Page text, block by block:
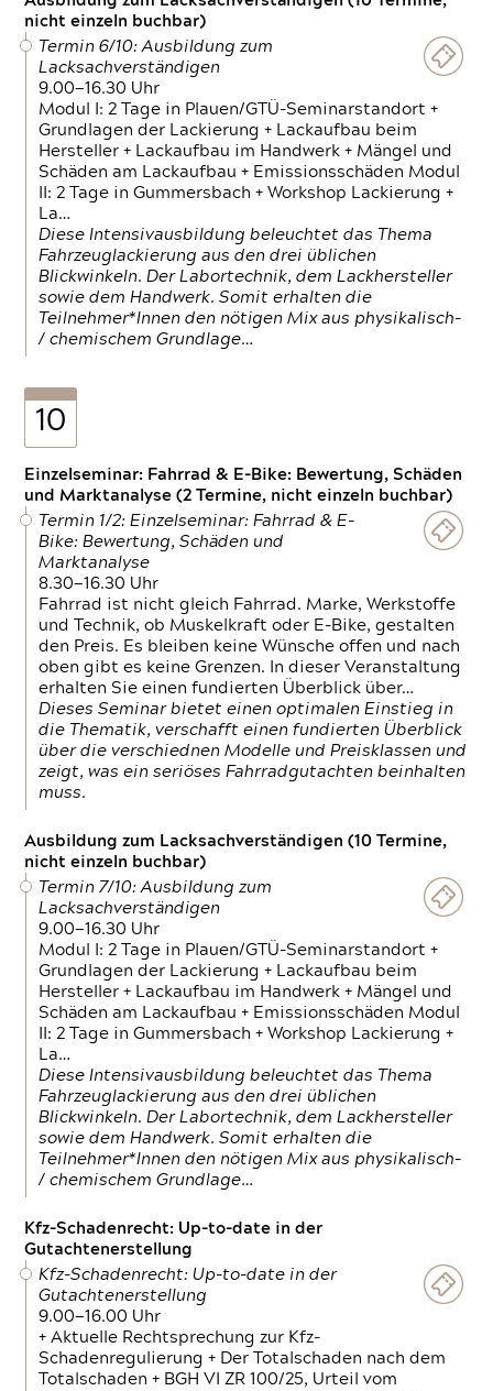
nicht einzeln buchbar)
Termin 6/10: Ausbildung zum
Lacksachverständigen
9.00—16.30 Uhr
Modul I: 2 Tage in Plauen/GTÜ-Seminarstandort +
Grundlagen der Lackierung + Lackaufbau beim
Hersteller + Lackaufbau im Handwerk + Mängel und
Schäden am Lackaufbau + Emissionsschäden Modul
II: 2 Tage in Gummersbach + Workshop Lackierung +
La…
Diese Intensivausbildung beleuchtet das Thema
Fahrzeuglackierung aus den drei üblichen
Blickwinkeln. Der Labortechnik, dem Lackhersteller
sowie dem Handwerk. Somit erhalten die
Teilnehmer*Innen den nötigen Mix aus physikalisch-
/ chemischem Grundlage…
10
Einzelseminar: Fahrrad & E-Bike: Bewertung, Schäden
und Marktanalyse (2 Termine, nicht einzeln buchbar)
Termin 1/2: Einzelseminar: Fahrrad & E-
Bike: Bewertung, Schäden und
Marktanalyse
8.30—16.30 Uhr
Fahrrad ist nicht gleich Fahrrad. Marke, Werkstoffe
und Technik, ob Muskelkraft oder E-Bike, gestalten
den Preis. Es bleiben keine Wünsche offen und nach
oben gibt es keine Grenzen. In dieser Veranstaltung
erhalten Sie einen fundierten Überblick über…
Dieses Seminar bietet einen optimalen Einstieg in
die Thematik, verschafft einen fundierten Überblick
über die verschiednen Modelle und Preisklassen und
zeigt, was ein seriöses Fahrradgutachten beinhalten
muss.
Ausbildung zum Lacksachverständigen (10 Termine,
nicht einzeln buchbar)
Termin 7/10: Ausbildung zum
Lacksachverständigen
9.00—16.30 Uhr
Modul I: 2 Tage in Plauen/GTÜ-Seminarstandort +
Grundlagen der Lackierung + Lackaufbau beim
Hersteller + Lackaufbau im Handwerk + Mängel und
Schäden am Lackaufbau + Emissionsschäden Modul
II: 2 Tage in Gummersbach + Workshop Lackierung +
La…
Diese Intensivausbildung beleuchtet das Thema
Fahrzeuglackierung aus den drei üblichen
Blickwinkeln. Der Labortechnik, dem Lackhersteller
sowie dem Handwerk. Somit erhalten die
Teilnehmer*Innen den nötigen Mix aus physikalisch-
/ chemischem Grundlage…
Kfz-Schadenrecht: Up-to-date in der
Gutachtenerstellung
Kfz-Schadenrecht: Up-to-date in der
Gutachtenerstellung
9.00—16.00 Uhr
+ Aktuelle Rechtsprechung zur Kfz-
Schadenregulierung + Der Totalschaden nach dem
Totalschaden + BGH VI ZR 100/25, Urteil vom